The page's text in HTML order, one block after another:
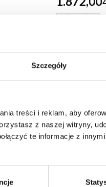
Szczegóły
treści i reklam, aby
z naszej witryny,
te informacje z
polistyrenu spienionego,